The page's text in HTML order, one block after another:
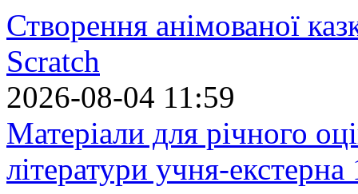
Створення анімованої
Scratch
2026-08-04 11:59
Матеріали для річного
літератури учня-екстерна